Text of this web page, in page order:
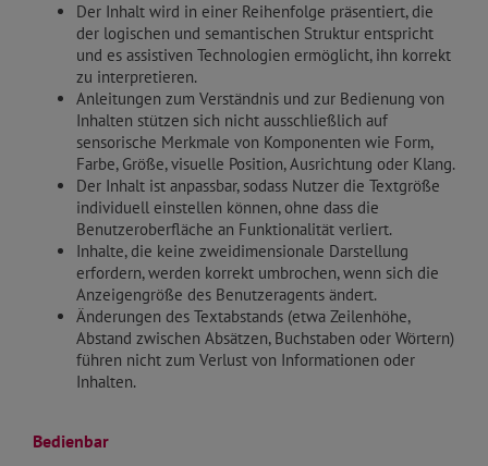
Der Inhalt wird in einer Reihenfolge präsentiert, die
der logischen und semantischen Struktur entspricht
und es assistiven Technologien ermöglicht, ihn korrekt
zu interpretieren.
Anleitungen zum Verständnis und zur Bedienung von
Inhalten stützen sich nicht ausschließlich auf
sensorische Merkmale von Komponenten wie Form,
Farbe, Größe, visuelle Position, Ausrichtung oder Klang.
Der Inhalt ist anpassbar, sodass Nutzer die Textgröße
individuell einstellen können, ohne dass die
Benutzeroberfläche an Funktionalität verliert.
Inhalte, die keine zweidimensionale Darstellung
erfordern, werden korrekt umbrochen, wenn sich die
Anzeigengröße des Benutzeragents ändert.
Änderungen des Textabstands (etwa Zeilenhöhe,
Abstand zwischen Absätzen, Buchstaben oder Wörtern)
führen nicht zum Verlust von Informationen oder
Inhalten.
Bedienbar